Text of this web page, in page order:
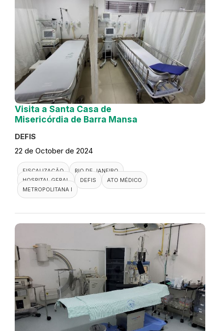
Visita a Santa Casa de
Misericórdia de Barra Mansa
DEFIS
22 de October de 2024
FISCALIZAÇÃO
RIO DE JANEIRO
HOSPITAL GERAL
DEFIS
ATO MÉDICO
METROPOLITANA I